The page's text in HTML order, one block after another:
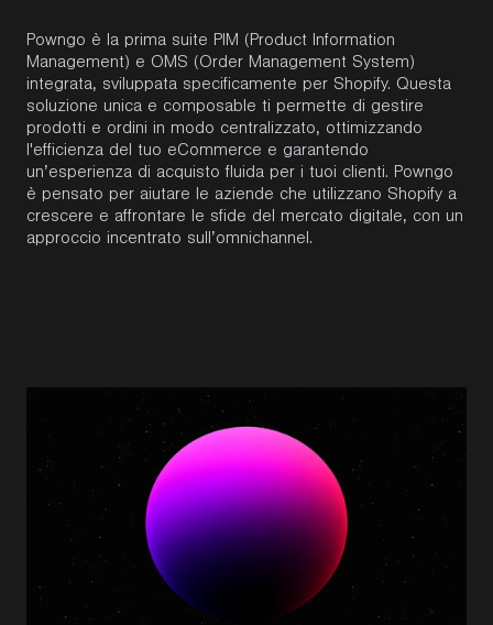
Powngo è la prima suite PIM (Product Information
Management) e OMS (Order Management System)
integrata, sviluppata specificamente per Shopify. Questa
soluzione unica e composable ti permette di gestire
prodotti e ordini in modo centralizzato, ottimizzando
l'efficienza del tuo eCommerce e garantendo
un’esperienza di acquisto fluida per i tuoi clienti. Powngo
è pensato per aiutare le aziende che utilizzano Shopify a
crescere e affrontare le sfide del mercato digitale, con un
approccio incentrato sull’omnichannel.